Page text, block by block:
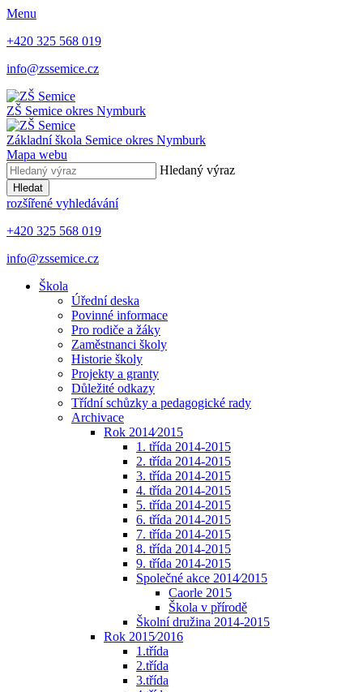
Menu
+420 325 568 019
info@zssemice.cz
ZŠ Semice okres Nymburk
Základní škola Semice okres Nymburk
Mapa webu
Hledaný výraz
Hledat
rozšířené vyhledávání
+420 325 568 019
info@zssemice.cz
Škola
Úřední deska
Povinné informace
Pro rodiče a žáky
Zaměstnanci školy
Historie školy
Projekty a granty
Důležité odkazy
Třídní schůzky a pedagogické rady
Archivace
Rok 2014⁄2015
1. třída 2014-2015
2. třída 2014-2015
3. třída 2014-2015
4. třída 2014-2015
5. třída 2014-2015
6. třída 2014-2015
7. třída 2014-2015
8. třída 2014-2015
9. třída 2014-2015
Společné akce 2014⁄2015
Caorle 2015
Škola v přírodě
Školní družina 2014-2015
Rok 2015⁄2016
1.třída
2.třída
3.třída